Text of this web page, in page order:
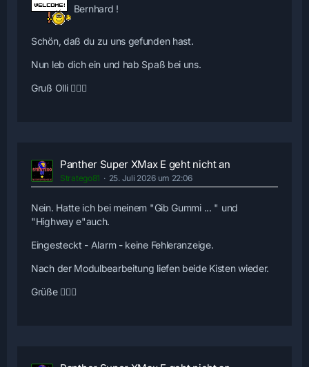
Bernhard !
Schön, daß du zu uns gefunden hast.
Nun leb dich ein und hab Spaß bei uns.
Gruß Olli 🙋🏻‍♂️
Panther Super XMax E geht nicht an
Stratego81 25. Juli 2026 um 22:06
Nein. Hatte ich bei meinem "Gib Gummi ... " und
"Highway e"auch.
Eingesteckt - Alarm - keine Fehleranzeige.
Nach der Modulbearbeitung liefen beide Kisten wieder.
Grüße 🙋🏻‍♂️